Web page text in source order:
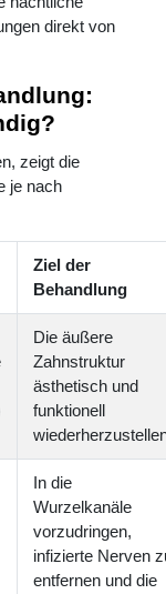
direkt von
zeigt die
je nach
Ziel der
Behandlung
Die äußere
Zahnstruktur
ästhetisch und
funktionell
In die
Wurzelkanäle
vorzudringen,
infizierte Nerven
entfernen und die